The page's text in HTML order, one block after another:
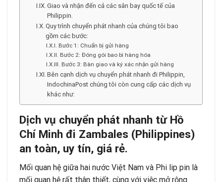
Giao và nhận đến cả các sân bay quốc tế của
Philippin.
Quy trình chuyển phát nhanh của chúng tôi bao
gồm các bước:
Bước 1: Chuẩn bị gửi hàng
Bước 2: Đóng gói bao bì hàng hóa
Bước 3: Bàn giao và ký xác nhận gửi hàng
Bên cạnh dịch vụ chuyển phát nhanh đi Philippin,
IndochinaPost chúng tôi còn cung cấp các dịch vụ
khác như:
Dịch vụ chuyển phát nhanh từ Hồ
Chí Minh đi Zambales (Philippines)
an toàn, uy tín, giá rẻ.
Mối quan hệ giữa hai nước Việt Nam và Phi lip pin là
mối quan hệ rất thân thiết, cùng với việc mở rộng